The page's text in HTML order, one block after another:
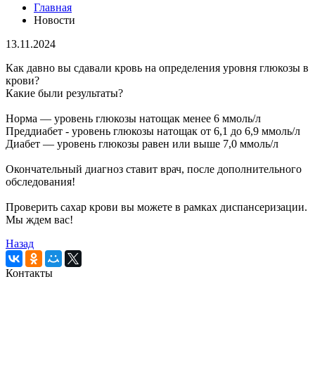
Главная
Новости
13.11.2024
Как давно вы сдавали кровь на определения уровня глюкозы в
крови?
Какие были результаты?
Норма — уровень глюкозы натощак менее 6 ммоль/л
Преддиабет - уровень глюкозы натощак от 6,1 до 6,9 ммоль/л
Диабет — уровень глюкозы равен или выше 7,0 ммоль/л
Окончательный диагноз ставит врач, после дополнительного
обследования!
Проверить сахар крови вы можете в рамках диспансеризации.
Мы ждем вас!
Назад
Контакты